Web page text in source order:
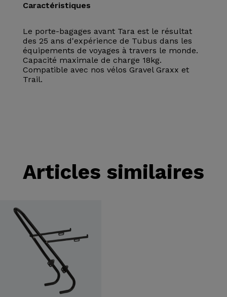
Caractéristiques
Le porte-bagages avant Tara est le résultat
des 25 ans d'expérience de Tubus dans les
équipements de voyages à travers le monde.
Capacité maximale de charge 18kg.
Compatible avec nos vélos Gravel Graxx et
Trail.
Articles similaires